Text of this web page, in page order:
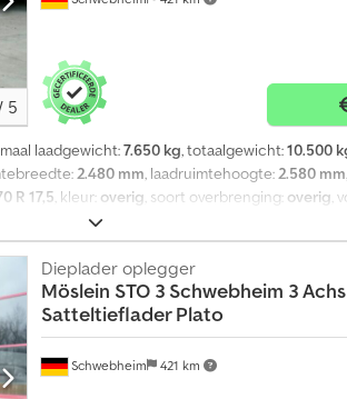
5
laadgewicht:7.650 kg, totaalgewicht:10.500
2.480 mm, laadruimtehoogte:2.580 mm
R 17,5, kleur: overig, soort overbrenging: overig,
overig
ladingszekering volgens 12642 Code XL, 1 x
vanaf €580 per maand. -- Drukfouten,
--. Meer gegevens onder: !, Meer details: !
Schwebheim 421 km
Dieplader oplegger
Möslein STO 3 Schwebheim 3 Achs
Satteltieflader Plato